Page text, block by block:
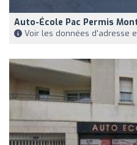
Auto-École Pac Permis
Voir les données d'adresse